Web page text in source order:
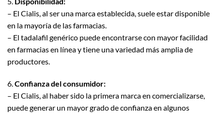
– El Cialis, al ser una marca establecida, suele estar disponible
en la mayoría de las farmacias.
– El tadalafil genérico puede encontrarse con mayor facilidad
en farmacias en línea y tiene una variedad más amplia de
productores.
6. Confianza del consumidor:
– El Cialis, al haber sido la primera marca en comercializarse,
puede generar un mayor grado de confianza en algunos